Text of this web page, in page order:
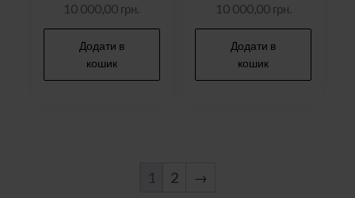
10 000,00 грн.
Додати в
кошик
10 000,00 грн.
Додати в
кошик
1 2
→